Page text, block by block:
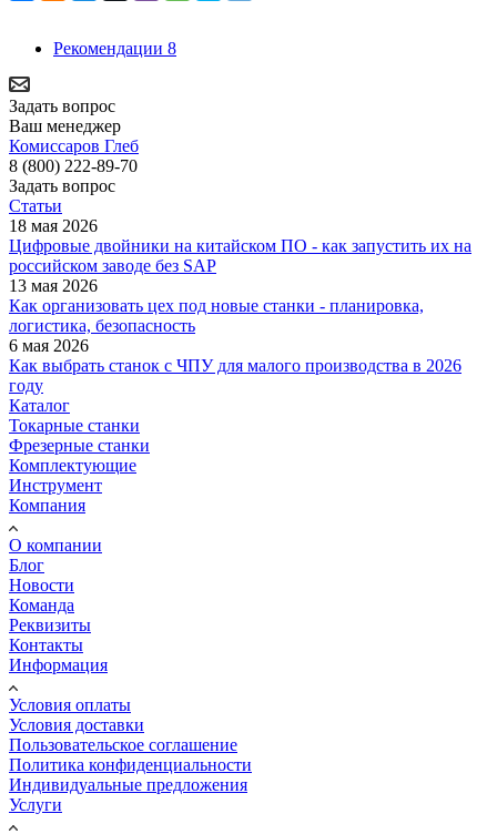
Рекомендации 8
Задать вопрос
Ваш менеджер
Комиссаров Глеб
8 (800) 222-89-70
Задать вопрос
Статьи
18 мая 2026
Цифровые двойники на китайском ПО - как запустить их на
российском заводе без SAP
13 мая 2026
Как организовать цех под новые станки - планировка,
логистика, безопасность
6 мая 2026
Как выбрать станок с ЧПУ для малого производства в 2026
году
Каталог
Токарные станки
Фрезерные станки
Комплектующие
Инструмент
Компания
О компании
Блог
Новости
Команда
Реквизиты
Контакты
Информация
Условия оплаты
Условия доставки
Пользовательское соглашение
Политика конфиденциальности
Индивидуальные предложения
Услуги